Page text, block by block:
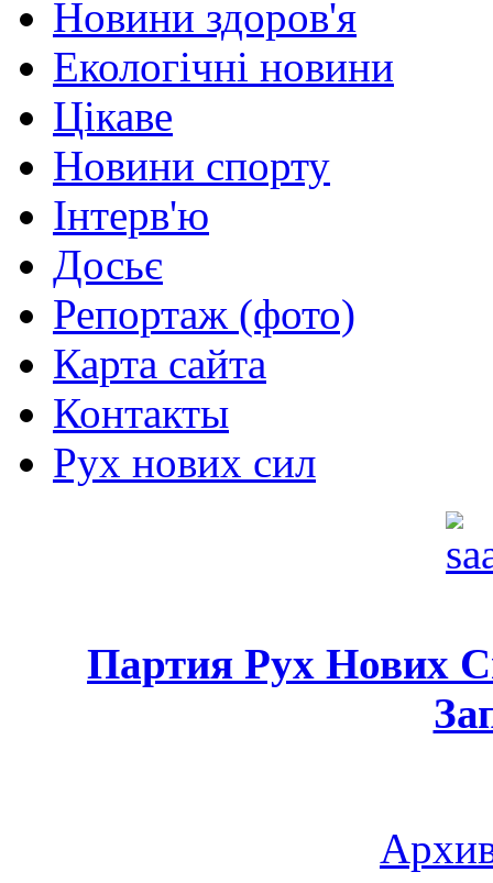
Новини здоров'я
Екологічні новини
Цікаве
Новини спорту
Інтерв'ю
Досьє
Репортаж (фото)
Карта сайта
Контакты
Рух нових сил
Партия Рух Нових